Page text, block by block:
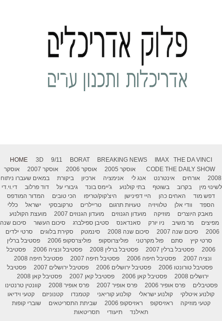
HOME 3D 9/11 BORAT BREAKING NEWS IMAX
THE DA VINCI
CODE THE DAILY SHOW אוסקר 2005 אוסקר 2006 אוסקר 2007
אוסקר
2008
אורחים אינטרנט אנג לי אנימציה ארכיון ביקורת
במאים שעברו ניתוח
לשינוי מין
בקרוב בשוטף בתי קולנוע ג'יימס בונד גיבורי על דוד פרלוב
די.וי.די
דפש מוד
האחים כהן היי דפינישן היצ'קוק/טריפו הכי טובים
המדור המודפס
הספד
וודי אלן טלוויזיה טעויות תרגום טריילרים טרקובסקי ישראל
כללי
מאבק היוצרים
מוזיקה מועדון הגנוזים מועדון הגנוזים 2007
מועצת הקולנוע
מפיצים
מר משיב ניו יורק סאנדאנס סטיבן ספילברג סיכום העשור
סיכום שנה
2006
סיכום שנה 2007 סיכום שנה 2008 סינמטק סקירת בלוגים
סרטי ילדים
סרטי קיץ
סתם פול מקרטני פוליצרוסקופ פוליצרסקופ 2006
פסטיבל ברלין
2006
פסטיבל ברלין 2007 פסטיבל ברלין 2008 פסטיבל ונציה 2006
פסטיבל
ונציה 2007
פסטיבל חיפה 2006 פסטיבל חיפה 2007
פסטיבל חיפה 2008
פסטיבל טורונטו 2006
פסטיבל ירושלים 2006 פסטיבל ירושלים 2007
פסטיבל
ירושלים 2008
פסטיבל קאן 2006 פסטיבל קאן 2007
פסטיבל קאן 2008
פסטיבלים
פרס אופיר 2006 פרס אופיר 2007 פרס אופיר 2008
קוונטין טרנטינו
קולנוע איטלקי
קולנוע ישראלי קולנוע קוריאני קטמנדו קטנוניזם
קטעי וידיאו
קטעי מוזיקה
ראזיסקופ ראזיסקופ 2006 שביתת התסריטאים
שוברי קופות
תאילנד
תיעודי תסריטאות